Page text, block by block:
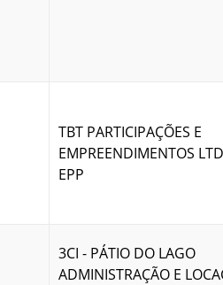
TBT PARTICIPAÇÕES E
EMPREENDIMENTOS
EPP
3CI - PÁTIO DO LAGO
ADMINISTRAÇÃO E